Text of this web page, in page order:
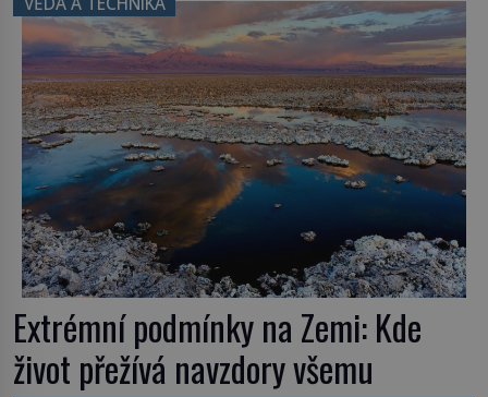
užitečná rostlina provází člověka už tisíce let.
Většina lidí vnímá rákos jen jako obyčejnou kulisu
letního koupání. Stačí se však podívat […]
Extrémní podmínky na Zemi: Kde
život přežívá navzdory všemu